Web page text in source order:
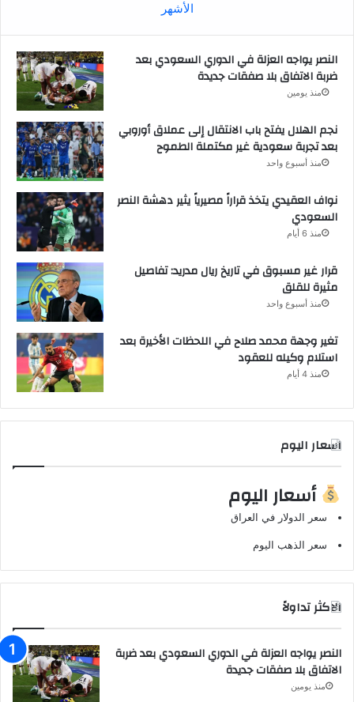
الأشهر
النصر يواجه العزلة في الدوري السعودي بعد
ضربة الاتفاق بلا صفقات جديدة
منذ يومين
نجم الهلال يفتح باب الانتقال إلى عملاق أوروبي
بعد تجربة سعودية غير مكتملة الطموح
منذ أسبوع واحد
نواف العقيدي يتخذ قراراً مصيرياً يثير دهشة النصر
السعودي
منذ 6 أيام
قرار غير مسبوق في تاريخ ريال مدريد: تفاصيل
مثيرة للقلق
منذ أسبوع واحد
تغير وجهة محمد صلاح في اللحظات الأخيرة بعد
استلام وكيله للعقود
منذ 4 أيام
اسعار اليوم
أسعار اليوم
سعر الدولار في العراق
سعر الذهب اليوم
الاكثر تداولاً
النصر يواجه العزلة في الدوري السعودي بعد ضربة
الاتفاق بلا صفقات جديدة
منذ يومين